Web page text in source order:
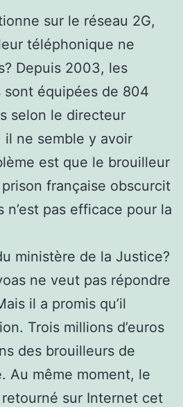
sur le réseau 2G,
téléphonique ne
Depuis 2003, les
sont équipées de 804
selon le directeur
il ne semble y avoir
est que le brouilleur
française obscurcit
n’est pas efficace pour la
ministère de la Justice?
ne veut pas répondre
il a promis qu’il
Trois millions d’euros
des brouilleurs de
Au même moment, le
sur Internet cet